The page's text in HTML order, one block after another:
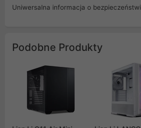
Uniwersalna informacja o
Podobne Produkty